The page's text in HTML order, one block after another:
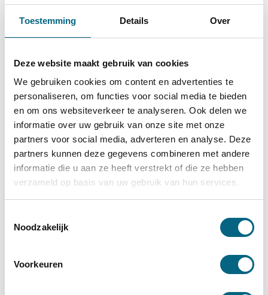
Toestemming Details Over
Deze website maakt gebruik van cookies
We gebruiken cookies om content en advertenties te
personaliseren, om functies voor social media te bieden
en om ons websiteverkeer te analyseren. Ook delen we
informatie over uw gebruik van onze site met onze
partners voor social media, adverteren en analyse. Deze
partners kunnen deze gegevens combineren met andere
informatie die u aan ze heeft verstrekt of die ze hebben
verzameld op basis van uw gebruik van hun services.
Noodzakelijk
Voorkeuren
Hypotheekadviseur Tilburg
Hypotheekadviseur Sint-Oedenrode
Hypotheekadviseur Waalwijk
Hypotheekadviseur Goirle
Hypotheekadviseur Udenhout
Hypotheekadviseur Veghel
Hypotheekadviseur Hilvarenbeek
Hypotheekadviseur Helmond
Hypotheekadviseur Oisterwijk
Hypotheekadviseur Uden
Hypotheekadviseur Rosmalen